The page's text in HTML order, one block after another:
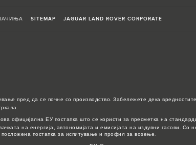
SITEMAP JAGUAR LAND ROVER CORPORATE
пред да се почне со производство. Забележете дека
официјална ЕУ постапка што се користи за пресметка на
на енергија, автономијата и емисијата на издувни гасови.
постапка за испитување и профил за возење.